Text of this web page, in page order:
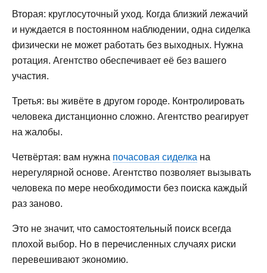
Вторая: круглосуточный уход. Когда близкий лежачий
и нуждается в постоянном наблюдении, одна сиделка
физически не может работать без выходных. Нужна
ротация. Агентство обеспечивает её без вашего
участия.
Третья: вы живёте в другом городе. Контролировать
человека дистанционно сложно. Агентство реагирует
на жалобы.
Четвёртая: вам нужна почасовая сиделка на
нерегулярной основе. Агентство позволяет вызывать
человека по мере необходимости без поиска каждый
раз заново.
Это не значит, что самостоятельный поиск всегда
плохой выбор. Но в перечисленных случаях риски
перевешивают экономию.